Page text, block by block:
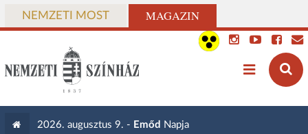
NEMZETI MOST MAGAZIN
2026. augusztus 9. - Emőd Napja